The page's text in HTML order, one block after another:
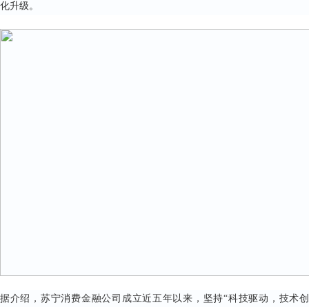
化升级。
据介绍，苏宁消费金融公司成立近五年以来，坚持“科技驱动，技术创